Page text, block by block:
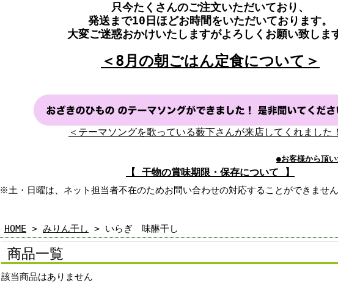
只今たくさんのご注文いただいており、
発送まで10日ほどお時間をいただいております。
大変ご迷惑おかけいたしますがよろしくお願い致しま
＜8月の朝ごはん定食について＞
＜テーマソングを歌っている薮下さんが来店してくれました
●お客様から頂い
【 干物の賞味期限・保存について 】
※土・日曜は、ネット担当者不在のためお問い合わせの対応することができません
HOME > みりん干し > いらぎ 味醂干し
商品一覧
該当商品はありません